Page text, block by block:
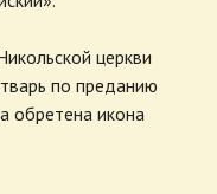
церкви
по преданию
обретена икона